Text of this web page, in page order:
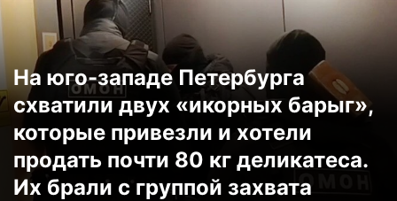
На юго-западе Петербурга
схватили двух «икорных барыг»,
которые привезли и хотели
продать почти 80 кг деликатеса.
Их брали с группой захвата